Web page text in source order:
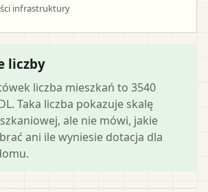
infrastruktury
liczby
liczba mieszkań to 3540
Taka liczba pokazuje skalę
ale nie mówi, jakie
ani ile wyniesie dotacja dla